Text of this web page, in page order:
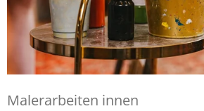
Malerarbeiten innen